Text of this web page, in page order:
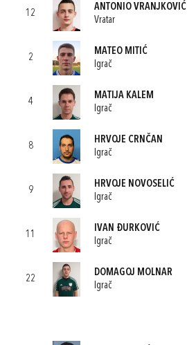
12
ANTONIO VRANJKOVIĆ
Vratar
2
MATEO MITIĆ
Igrač
4
MATIJA KALEM
Igrač
8
HRVOJE CRNČAN
Igrač
9
HRVOJE NOVOSELIĆ
Igrač
11
IVAN ĐURKOVIĆ
Igrač
22
DOMAGOJ MOLNAR
Igrač